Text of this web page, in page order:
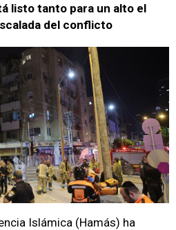
listo tanto para un alto el
del conflicto
Islámica (Hamás) ha